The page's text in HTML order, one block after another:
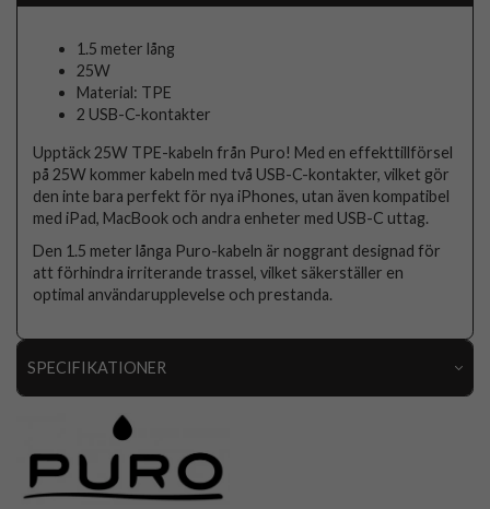
1.5 meter lång
25W
Material: TPE
2 USB-C-kontakter
Upptäck 25W TPE-kabeln från Puro! Med en effekttillförsel
på 25W kommer kabeln med två USB-C-kontakter, vilket gör
den inte bara perfekt för nya iPhones, utan även kompatibel
med iPad, MacBook och andra enheter med USB-C uttag.
Den 1.5 meter långa Puro-kabeln är noggrant designad för
att förhindra irriterande trassel, vilket säkerställer en
optimal användarupplevelse och prestanda.
SPECIFIKATIONER
Artikelnummer
Produkttyp
Färg